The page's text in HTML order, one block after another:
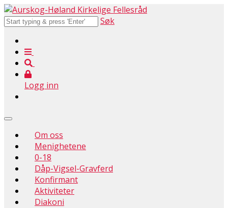
Søk
Logg inn
Om oss
Menighetene
0-18
Dåp-Vigsel-Gravferd
Konfirmant
Aktiviteter
Diakoni